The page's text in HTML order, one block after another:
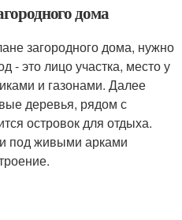
дома
загородного дома, нужно
- это лицо участка, место у
и газонами. Далее
деревья, рядом с
островок для отдыха.
под живыми арками